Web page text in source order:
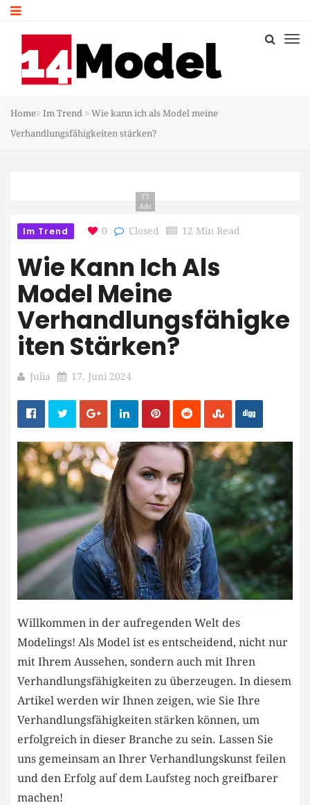
Home Im Trend
Wie kann ich als Model meine
Verhandlungsfähigkeiten stärken?
TT
Ads
Im Trend 0 Closed 12 Min Read
Wie Kann Ich Als
Model Meine
Verhandlungsfähigke
Iten Stärken?
Julia 17. Juni 2024
Willkommen in der aufregenden ‍Welt ‍des
Modelings! Als ⁤Model⁤ ist ⁤es entscheidend, nicht nur
mit Ihrem Aussehen,‌ sondern auch mit Ihren
Verhandlungsfähigkeiten zu überzeugen. In ​diesem‌
Artikel werden wir Ihnen zeigen, ‌wie Sie ⁣Ihre
Verhandlungsfähigkeiten stärken können, um
erfolgreich in dieser Branche zu sein. Lassen Sie⁣
uns⁣ gemeinsam an Ihrer Verhandlungskunst feilen
⁢und den Erfolg auf dem Laufsteg noch greifbarer‌
machen!